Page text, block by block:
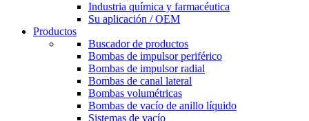
Industria química y farmacéutica
Su aplicación / OEM
Productos
Buscador de productos
Bombas de impulsor periférico
Bombas de impulsor radial
Bombas de canal lateral
Bombas volumétricas
Bombas de vacío de anillo líquido
Sistemas de vacío